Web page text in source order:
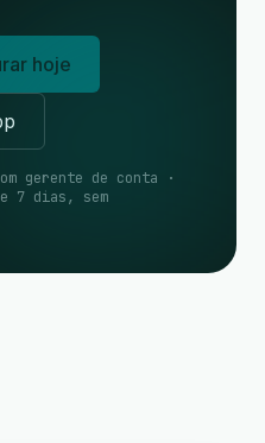
hoje
gerente de conta ·
7 dias, sem